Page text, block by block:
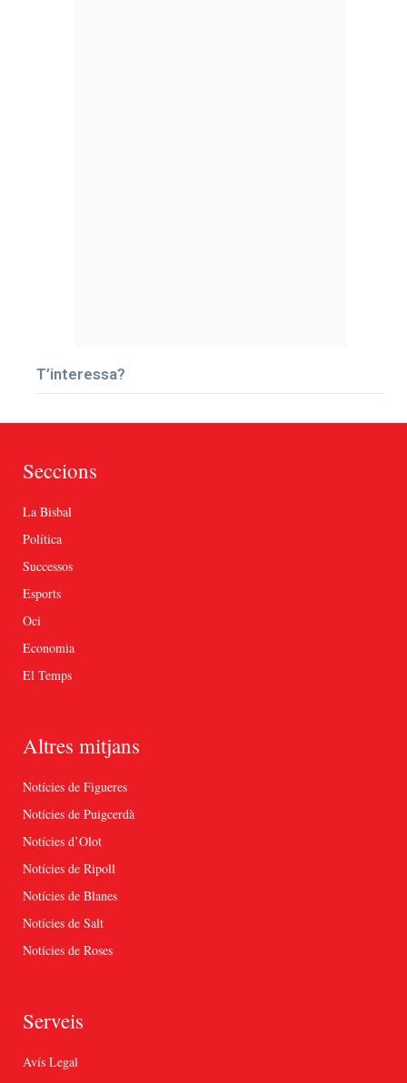
T’interessa?
Seccions
La Bisbal
Política
Successos
Esports
Oci
Economia
El Temps
Altres mitjans
Notícies de Figueres
Notícies de Puigcerdà
Notícies d’Olot
Notícies de Ripoll
Notícies de Blanes
Notícies de Salt
Notícies de Roses
Serveis
Avís Legal